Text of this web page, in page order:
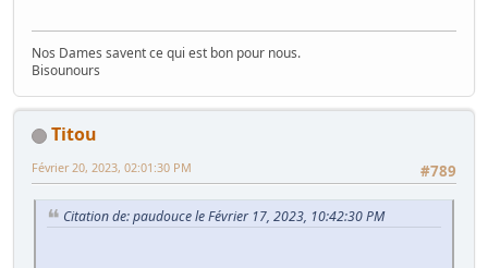
Nos Dames savent ce qui est bon pour nous.
Bisounours
Titou
#789
Février 20, 2023, 02:01:30 PM
Citation de: paudouce le Février 17, 2023, 10:42:30 PM